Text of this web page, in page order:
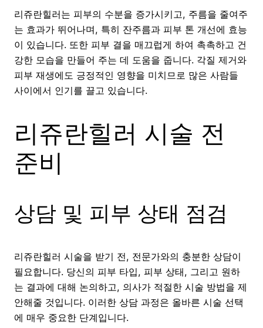
리쥬란힐러는 피부의 수분을 증가시키고, 주름을 줄여주
는 효과가 뛰어나며, 특히 잔주름과 피부 톤 개선에 효능
이 있습니다. 또한 피부 결을 매끄럽게 하여 촉촉하고 건
강한 모습을 만들어 주는 데 도움을 줍니다. 각질 제거와
피부 재생에도 긍정적인 영향을 미치므로 많은 사람들
사이에서 인기를 끌고 있습니다.
리쥬란힐러 시술 전
준비
상담 및 피부 상태 점검
리쥬란힐러 시술을 받기 전, 전문가와의 충분한 상담이
필요합니다. 당신의 피부 타입, 피부 상태, 그리고 원하
는 결과에 대해 논의하고, 의사가 적절한 시술 방법을 제
안해줄 것입니다. 이러한 상담 과정은 올바른 시술 선택
에 매우 중요한 단계입니다.